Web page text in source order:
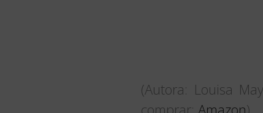
(Autora: Louisa